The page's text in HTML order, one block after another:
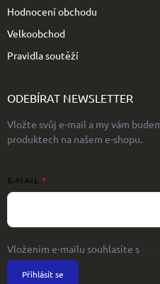
Hodnocení obchodu
Velkoobchod
Pravidla soutěží
ODEBÍRAT NEWSLETTER
Vložte svůj e-mail a my vám
produktech na našem e-shopu.
E-MAIL
Vložením e-mailu souhlasíte s
Přihlásit se